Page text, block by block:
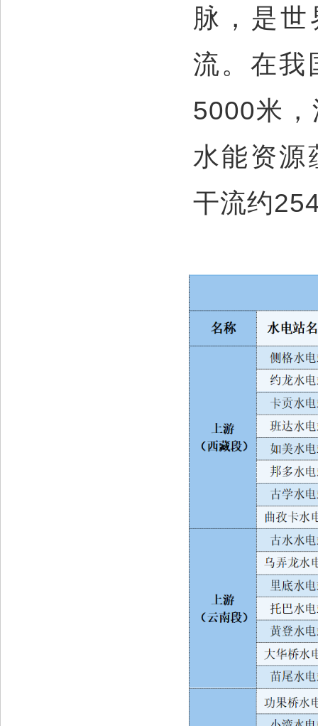
脉，是
流。在我
5000米
水能资源
干流约